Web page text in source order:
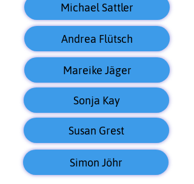
Michael Sattler
Andrea Flütsch
Mareike Jäger
Sonja Kay
Susan Grest
Simon Jöhr